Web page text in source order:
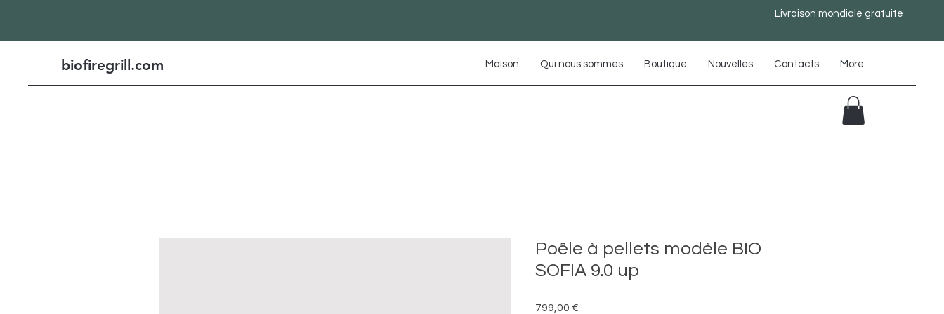
Livraison mondiale gratuite
biofiregrill.com Maison Qui nous sommes Boutique Nouvelles Contacts More
Poêle à pellets modèle BIO
SOFIA 9.0 up
799,00 €